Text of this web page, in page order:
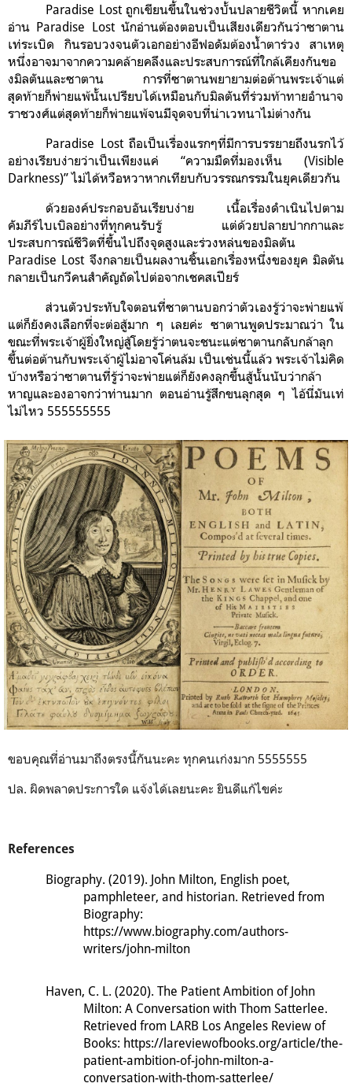
Paradise Lost ถูกเขียนขึ้นในช่วงบั้นปลายชีวิตนี้ หากเคย
อ่าน Paradise Lost นักอ่านต้องตอบเป็นเสียงเดียวกันว่าซาตาน
เท่ระเบิด กินรอบวงจนตัวเอกอย่างอีฟอดัมต้องน้ำตาร่วง สาเหตุ
หนึ่งอาจมาจากความคล้ายคลึงและประสบการณ์ที่ใกล้เคียงกันขอ
งมิลตันและซาตาน การที่ซาตานพยายามต่อต้านพระเจ้าแต่
สุดท้ายก็พ่ายแพ้นั้นเปรียบได้เหมือนกับมิลตันที่ร่วมท้าทายอำนาจ
ราชวงศ์แต่สุดท้ายก็พ่ายแพ้จนมีจุดจบที่น่าเวทนาไม่ต่างกัน
Paradise Lost ถือเป็นเรื่องแรกๆที่มีการบรรยายถึงนรกไว้
อย่างเรียบง่ายว่าเป็นเพียงแค่ “ความมืดที่มองเห็น (Visible
Darkness)” ไม่ได้หวือหวาหากเทียบกับวรรณกรรมในยุคเดียวกัน
ด้วยองค์ประกอบอันเรียบง่าย เนื้อเรื่องดำเนินไปตาม
คัมภีร์ไบเบิลอย่างที่ทุกคนรับรู้ แต่ด้วยปลายปากกาและ
ประสบการณ์ชีวิตที่ขึ้นไปถึงจุดสูงและร่วงหล่นของมิลตัน
Paradise Lost จึงกลายเป็นผลงานชิ้นเอกเรื่องหนึ่งของยุค มิลตัน
กลายเป็นกวีคนสำคัญถัดไปต่อจากเชคสเปียร์
ส่วนตัวประทับใจตอนที่ซาตานบอกว่าตัวเองรู้ว่าจะพ่ายแพ้
แต่ก็ยังคงเลือกที่จะต่อสู้มาก ๆ เลยค่ะ ซาตานพูดประมาณว่า ใน
ขณะที่พระเจ้าผู้ยิ่งใหญ่สู้โดยรู้ว่าตนจะชนะแต่ซาตานกลับกล้าลุก
ขึ้นต่อต้านกับพระเจ้าผู้ไม่อาจโค่นล้ม เป็นเช่นนี้แล้ว พระเจ้าไม่คิด
บ้างหรือว่าซาตานที่รู้ว่าจะพ่ายแต่ก็ยังคงลุกขึ้นสู้นั้นนับว่ากล้า
หาญและองอาจกว่าท่านมาก ตอนอ่านรู้สึกขนลุกสุด ๆ ไอ้นี่มันเท่
ไม่ไหว 555555555
ขอบคุณที่อ่านมาถึงตรงนี้กันนะคะ ทุกคนเก่งมาก 5555555
ปล. ผิดพลาดประการใด แจ้งได้เลยนะคะ ยินดีแก้ไขค่ะ
References
Biography. (2019). John Milton, English poet,
pamphleteer, and historian. Retrieved from
Biography:
https://www.biography.com/authors-
writers/john-milton
Haven, C. L. (2020). The Patient Ambition of John
Milton: A Conversation with Thom Satterlee.
Retrieved from LARB Los Angeles Review of
Books: https:// lareviewofbooks.org/article/the-
patient-ambition-of-john-milton-a-
conversation-with-thom-satterlee/